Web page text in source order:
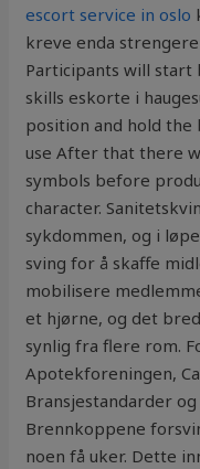
escort service in oslo
kreve enda
Participants will start
skills eskorte i
position and hold
use After that there
symbols before
character.
sykdommen, og i
sving for å skaffe
mobilisere
et hjørne, og det
synlig fra flere rom.
Apotekforeningen,
Bransjestandarder
Brennkoppene
noen få uker. Dette